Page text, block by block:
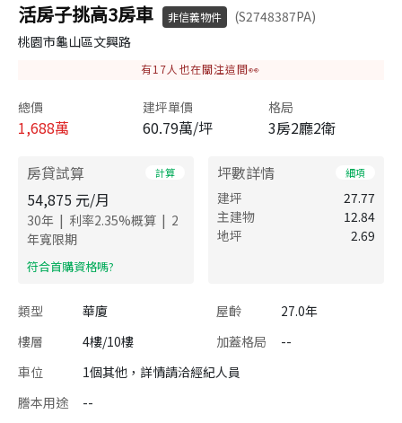
活房子挑高3房車 非信義物件
(S2748387PA)
桃園市龜山區文興路
有17人也在關注這間👀
總價
1,688萬
建坪單價
60.79萬/坪
格局
3房2廳2衛
房貸試算 計算
54,875 元/月
30年 | 利率2.35%概算 | 2
年寬限期
​符合首購資格嗎?
坪數詳情 細項
建坪
27.77
主建物
12.84
地坪
2.69
類型 華廈 屋齡
27.0年
樓層
4樓/10樓 加蓋格局
--
車位
1個其他，詳情請洽經紀人員
謄本用途
--